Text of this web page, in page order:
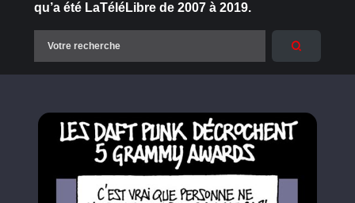
qu’a été LaTéléLibre de 2007 à 2019.